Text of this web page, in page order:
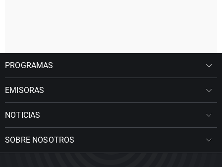
PROGRAMAS
EMISORAS
NOTICIAS
SOBRE NOSOTROS